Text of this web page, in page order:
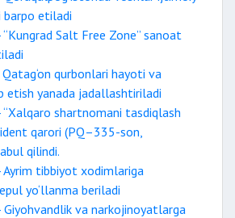
barpo etiladi
Salt Free Zone” sanoat
qurbonlari hayoti va
etish yanada jadallashtiriladi
shartnomani tasdiqlash
qarori (PQ–335-son,
qilindi.
Ayrim tibbiyot xodimlariga
yo‘llanma beriladi
va narkojinoyatlarga